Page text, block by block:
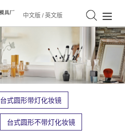
中文版 / 英文版
台式圆形带灯化妆镜
台式圆形不带灯化妆镜